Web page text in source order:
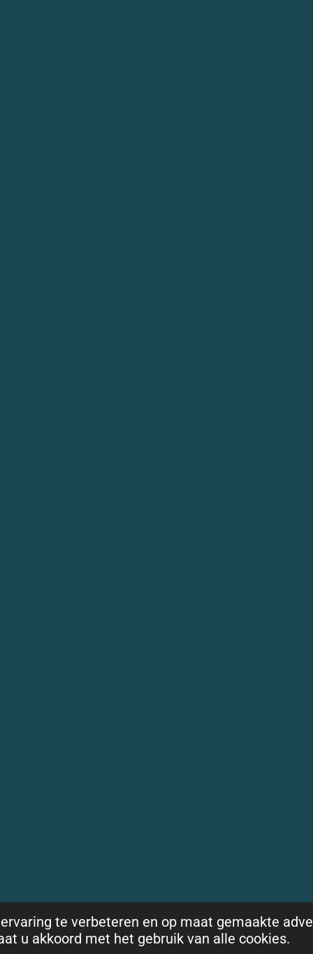
te verbeteren en op maat gemaakte
u akkoord met het gebruik van alle cookies.